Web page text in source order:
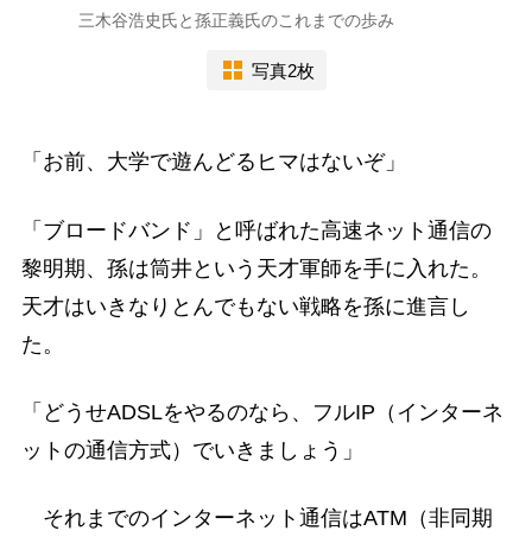
三木谷浩史氏と孫正義氏のこれまでの歩み
写真2枚
「お前、大学で遊んどるヒマはないぞ」
「ブロードバンド」と呼ばれた高速ネット通信の
黎明期、孫は筒井という天才軍師を手に入れた。
天才はいきなりとんでもない戦略を孫に進言し
た。
「どうせADSLをやるのなら、フルIP（インターネ
ットの通信方式）でいきましょう」
それまでのインターネット通信はATM（非同期